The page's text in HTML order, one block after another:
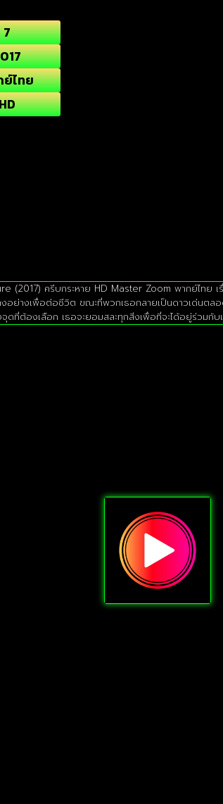
7
ไทย
ครีบกระหาย HD Master Zoom พากย์ไทย เ
อย่างเพื่อต่อชีวิต ขณะที่พวกเธอกลายเป็นดาวเด่นต
ที่ต้องเลือก เธอจะยอมสละทุกสิ่งเพื่อที่จะได้อยู่ร่วมกับ